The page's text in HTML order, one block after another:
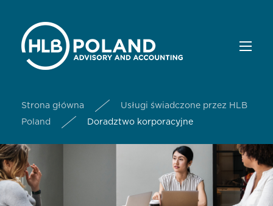
Strona główna
Usługi świadczone przez HLB
Poland
Doradztwo korporacyjne